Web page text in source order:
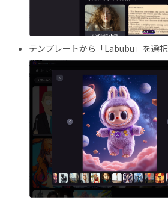
テンプレートから「Labubu」を選択